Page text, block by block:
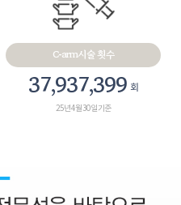
C-arm시술 횟수
43,858,265 회
25년 4월 30일 기준